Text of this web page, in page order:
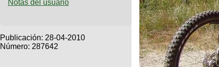
Bicicletas
Descenso
Ultimos
Bicicletas
Tandem
Cicloturismo
Notas del usuario
Publicación: 28-04-2010
Número: 287642